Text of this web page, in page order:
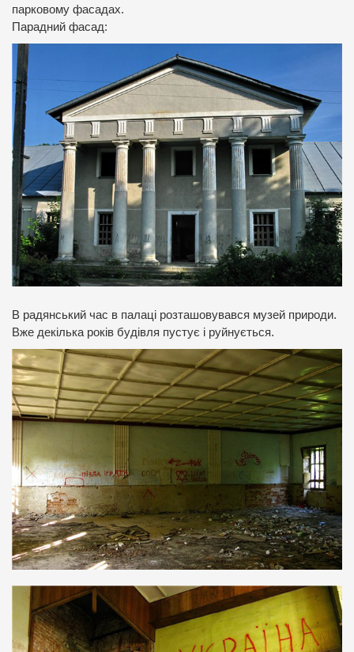
парковому фасадах.
Парадний фасад:
В радянський час в палаці розташовувався музей природи.
Вже декілька років будівля пустує і руйнується.